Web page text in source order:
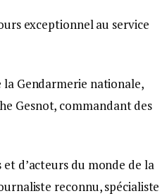
exceptionnel au service
la Gendarmerie nationale,
Gesnot, commandant des
d’acteurs du monde de la
reconnu, spécialiste